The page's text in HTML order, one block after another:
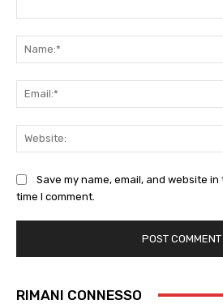
Save my name, email, and website
time I comment.
RIMANI CONNESSO